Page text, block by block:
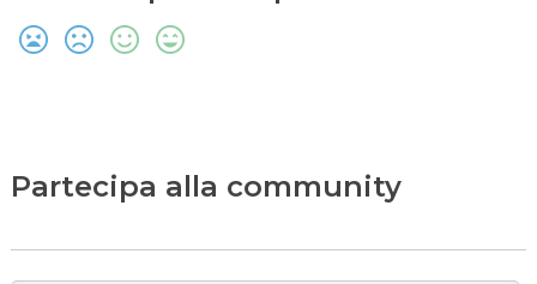
Partecipa alla community